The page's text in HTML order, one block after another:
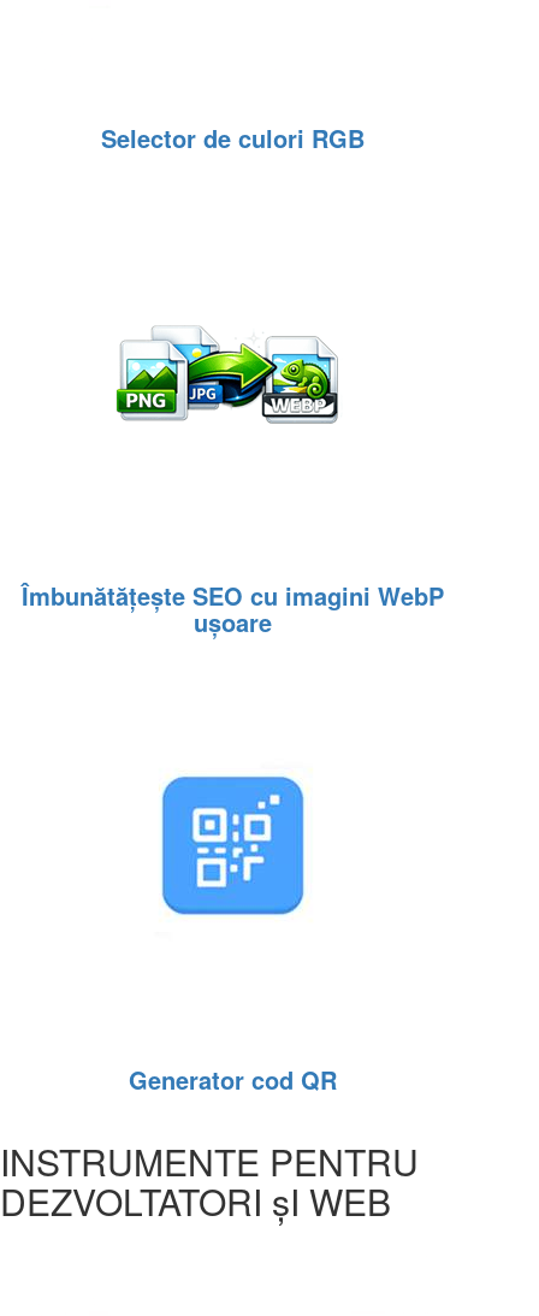
Selector de culori RGB
Îmbunătățește SEO cu imagini WebP
ușoare
Generator cod QR
INSTRUMENTE PENTRU
DEZVOLTATORI șI WEB